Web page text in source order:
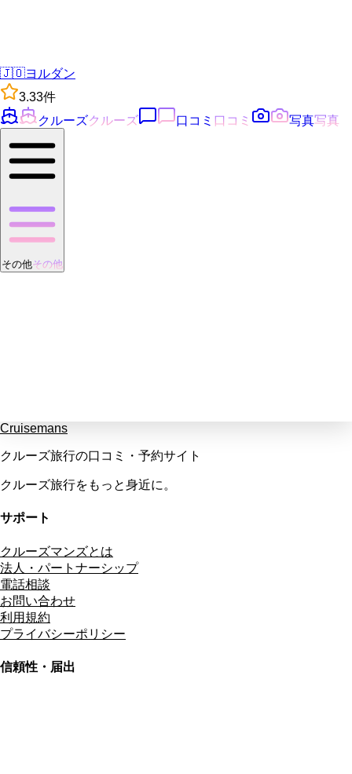
🇯🇴ヨルダン
3.33件
クルーズクルーズ 口コミ 口コミ 写真写真
その他その他
Cruisemans
クルーズ旅行の口コミ・予約サイト
クルーズ旅行をもっと身近に。
サポート
クルーズマンズとは
法人・パートナーシップ
電話相談
お問い合わせ
利用規約
プライバシーポリシー
信頼性・届出